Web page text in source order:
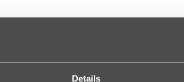
Details